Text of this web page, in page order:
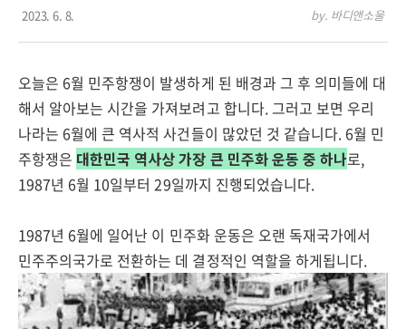
2023. 6. 8. by. 바디앤소울
오늘은 6월 민주항쟁이 발생하게 된 배경과 그 후 의미들에 대
해서 알아보는 시간을 가져보려고 합니다. 그러고 보면 우리
나라는 6월에 큰 역사적 사건들이 많았던 것 같습니다. 6월 민
주항쟁은 대한민국 역사상 가장 큰 민주화 운동 중 하나로,
1987년 6월 10일부터 29일까지 진행되었습니다.
1987년 6월에 일어난 이 민주화 운동은 오랜 독재국가에서
민주주의국가로 전환하는 데 결정적인 역할을 하게됩니다.